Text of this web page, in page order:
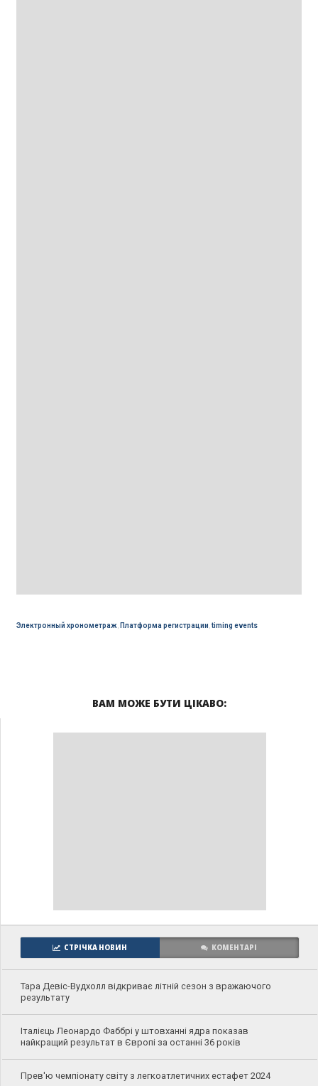
Электронный хронометраж, Платформа регистрации timing events
ВАМ МОЖЕ БУТИ ЦІКАВО:
СТРІЧКА НОВИН КОМЕНТАРІ
Тара Девіс-Вудхолл відкриває літній сезон з вражаючого
результату
Італієць Леонардо Фаббрі у штовханні ядра показав
найкращий результат в Європі за останні 36 років
Прев'ю чемпіонату світу з легкоатлетичних естафет 2024